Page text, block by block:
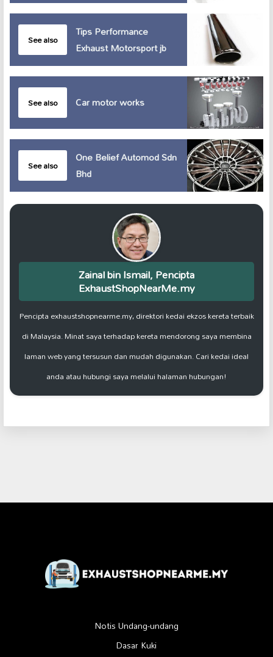
See also
Tips Performance
Exhaust Motorsport jb
See also Car motor works
See also
One Belief Automod Sdn
Bhd
Zainal bin Ismail, Pencipta
ExhaustShopNearMe.my
Pencipta exhaustshopnearme.my, direktori kedai ekzos kereta terbaik
di Malaysia. Minat saya terhadap kereta mendorong saya membina
laman web yang tersusun dan mudah digunakan. Cari kedai ideal
anda atau hubungi saya melalui halaman hubungan!
Notis Undang-undang
Dasar Kuki